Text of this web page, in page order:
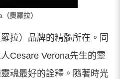
奧羅拉）
拉）品牌的精髓所在。同
Cesare Verona先生的靈
魂最好的詮釋。隨著時光